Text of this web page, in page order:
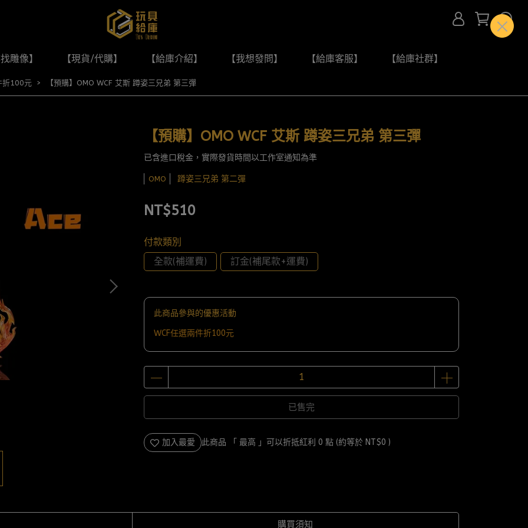
雕像】 【現貨/代購】 【給庫介紹】 【我想發問】 【給庫客服】 【給庫社群】
折100元 【預購】OMO WCF 艾斯 蹲姿三兄弟 第三彈
【預購】OMO WCF 艾斯 蹲姿三兄弟 第三彈
已含進口稅金，實際發貨時間以工作室通知為準
OMO 蹲姿三兄弟 第二彈
NT$510
付款類別
全款(補運費)
訂金(補尾款+運費)
此商品參與的優惠活動
WCF任選兩件折100元
已售完
加入最愛 此商品 「 最高 」可以折抵紅利 0 點 (約等於 NT$0 )
購買須知